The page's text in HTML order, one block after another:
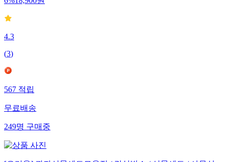
6%18,900원
4.3
(3)
567적립
무료배송
249명구매중